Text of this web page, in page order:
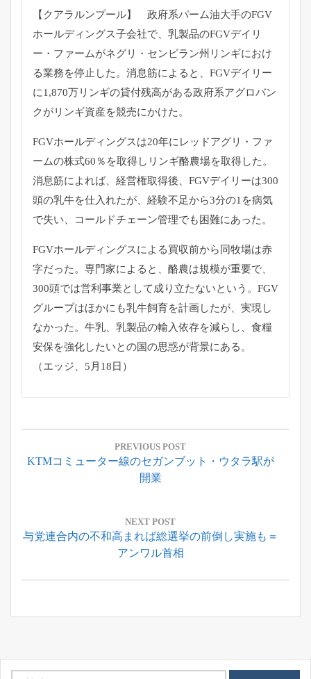
【クアラルンプール】 政府系パーム油大手のFGV
ホールディングス子会社で、 乳製品のFGVデイリ
ー・ファームがネグリ・ センビラン州リンギにおけ
る業務を停止した。消息筋によると、 FGVデイリー
に1,870万リンギの貸付残高がある政府系アグロバン
クがリンギ資産を競売にかけた。
FGVホールディングスは20年にレッドアグリ・ ファ
ームの株式60％を取得しリンギ酪農場を取得した。
消息筋によれば、経営権取得後、 FGVデイリーは300
頭の乳牛を仕入れたが、 経験不足から3分の1を病気
で失い、
コールドチェーン管理でも困難にあった。
FGVホールディングスによる買収前から同牧場は赤
字だった。 専門家によると、酪農は規模が重要で、
300頭では営利事業として成り立たないという。 FGV
グループはほかにも乳牛飼育を計画したが、 実現し
なかった。牛乳、乳製品の輸入依存を減らし、 食糧
安保を強化したいとの国の思惑が背景にある。
（エッジ、5月18日）
投
ナ
シ
ン
PREVIOUS POST
Previous
KTMコミューター線のセガンブット・ウタラ駅が
開業
NEXT POST
Next
与党連合内の不和高まれば総選挙の前倒し実施も＝
アンワル首相